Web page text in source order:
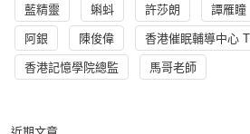
藍精靈 蝌蚪 許莎朗 譚雁瞳
阿銀 陳俊偉 香港催眠輔導中心
香港記憶學院總監 馬哥老師